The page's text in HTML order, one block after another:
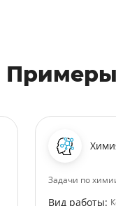
Примеры
Задачи по
Вид работы: